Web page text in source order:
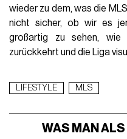
wieder zu dem, was die
nicht sicher, ob wir es
großartig zu sehen, wie
zurückkehrt und die Liga
LIFESTYLE MLS
WAS MAN